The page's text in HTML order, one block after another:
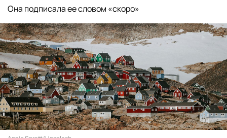
Она подписала ее словом «скоро»